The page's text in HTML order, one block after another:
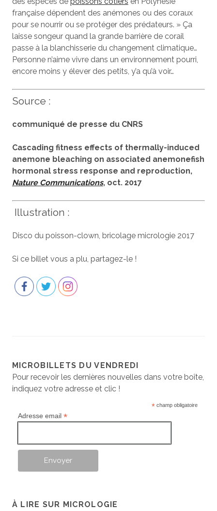
française dépendent des anémones ou des coraux
pour se nourrir ou se protéger des prédateurs. » Ça
laisse songeur quand la grande barrière de corail
passe à la blanchisserie du changement climatique…
Personne n’aime vivre dans un environnement pourri,
encore moins y élever des petits, y’a qu’à voir…
Source :
communiqué de presse du CNRS
Cascading fitness effects of thermally-induced
anemone bleaching on associated anemonefish
hormonal stress response and reproduction,
Nature Communications, oct. 2017
Illustration :
Disco du poisson-clown, bricolage micrologie 2017
Si ce billet vous a plu, partagez-le !
MICROBILLETS DU VENDREDI
Pour recevoir les dernières nouvelles dans votre boîte,
indiquez votre adresse et clic !
*champ obligatoire
Adresse email *
À LIRE SUR MICROLOGIE